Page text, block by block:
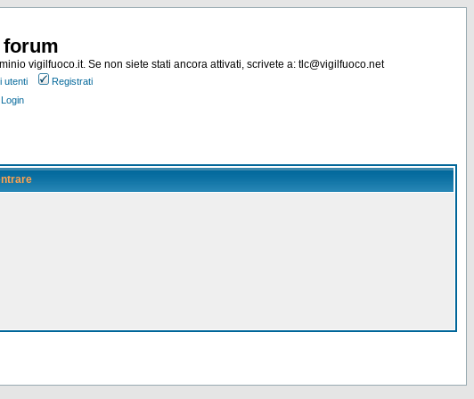
vigilfuoco.it. Se non siete stati ancora attivati, scrivete a: tlc@vigilfuoco.net
utenti
Registrati
Login